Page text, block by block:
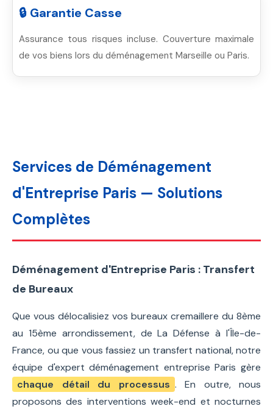
🔒 Garantie Casse
Assurance tous risques incluse. Couverture maximale
de vos biens lors du déménagement Marseille ou Paris.
Services de Déménagement
d'Entreprise Paris — Solutions
Complètes
Déménagement d'Entreprise Paris : Transfert
de Bureaux
Que vous délocalisiez vos bureaux cremaillere du 8ème
au 15ème arrondissement, de La Défense à l'Île-de-
France, ou que vous fassiez un transfert national, notre
équipe d'expert déménagement entreprise Paris gère
chaque détail du processus . En outre, nous
proposons des interventions week-end et nocturnes